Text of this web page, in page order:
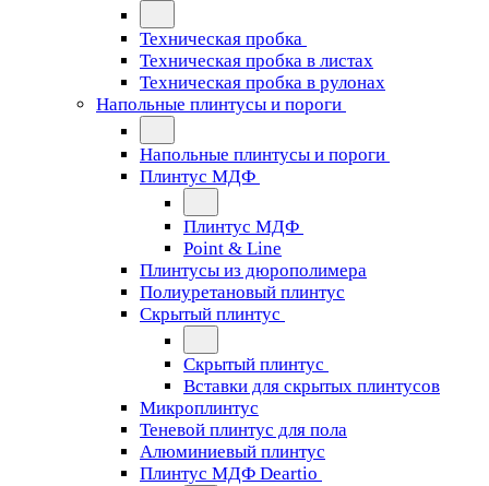
Техническая пробка
Техническая пробка в листах
Техническая пробка в рулонах
Напольные плинтусы и пороги
Напольные плинтусы и пороги
Плинтус МДФ
Плинтус МДФ
Point & Line
Плинтусы из дюрополимера
Полиуретановый плинтус
Скрытый плинтус
Скрытый плинтус
Вставки для скрытых плинтусов
Микроплинтус
Теневой плинтус для пола
Алюминиевый плинтус
Плинтус МДФ Deartio